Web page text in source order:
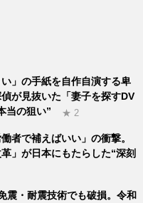
い」の手紙を自作自演する卑
が見抜いた「妻子を探すDV
当の狙い”
★ 2
者で補えばいい」の衝撃。
」が日本にもたらした“深刻
震・耐震技術でも破損。令和